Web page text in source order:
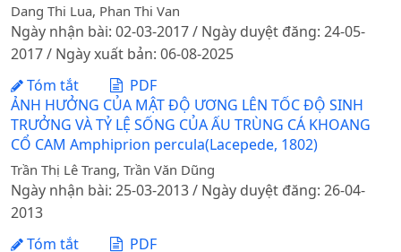
Dang Thi Lua, Phan Thi Van
Ngày nhận bài: 02-03-2017 / Ngày duyệt đăng: 24-05-
2017 / Ngày xuất bản: 06-08-2025
Tóm tắt
PDF
ẢNH HƯỞNG CỦA MẬT ĐỘ ƯƠNG LÊN TỐC ĐỘ SINH
TRƯỞNG VÀ TỶ LỆ SỐNG CỦA ẤU TRÙNG CÁ KHOANG
CỔ CAM Amphiprion percula(Lacepede, 1802)
Trần Thị Lê Trang, Trần Văn Dũng
Ngày nhận bài: 25-03-2013 / Ngày duyệt đăng: 26-04-
2013
Tóm tắt
PDF